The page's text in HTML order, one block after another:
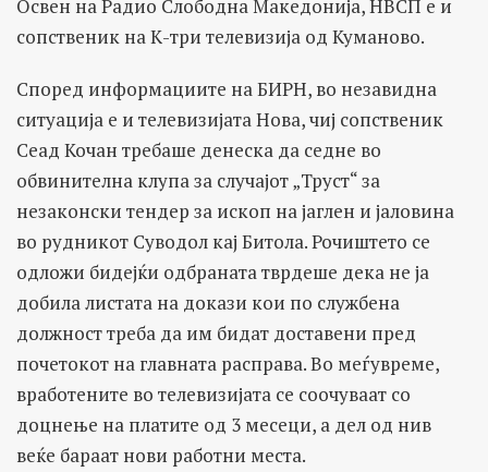
Освен на Радио Слободна Македонија, НВСП е и
сопственик на К-три телевизија од Куманово.
Според информациите на БИРН, во незавидна
ситуација е и телевизијата Нова, чиј сопственик
Сеад Кочан требаше денеска да седне во
обвинителна клупа за случајот „Труст“ за
незаконски тендер за ископ на јаглен и јаловина
во рудникот Суводол кај Битола. Рочиштето се
одложи бидејќи одбраната тврдеше дека не ја
добила листата на докази кои по службена
должност треба да им бидат доставени пред
почетокот на главната расправа. Во меѓувреме,
вработените во телевизијата се соочуваат со
доцнење на платите од 3 месеци, а дел од нив
веќе бараат нови работни места.